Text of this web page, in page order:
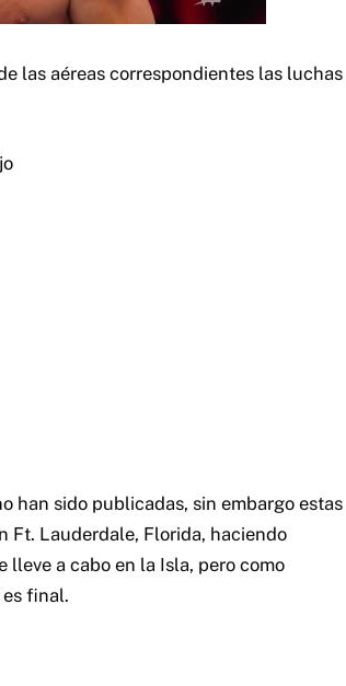
las aéreas correspondientes las luchas
han sido publicadas, sin embargo estas
Ft. Lauderdale, Florida, haciendo
lleve a cabo en la Isla, pero como
final.